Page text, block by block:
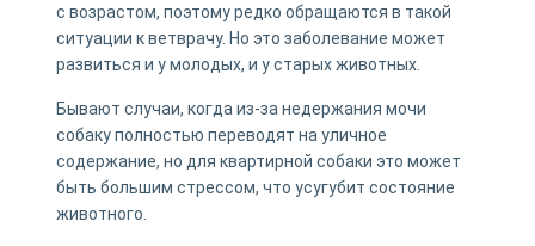
с возрастом, поэтому редко обращаются в такой
ситуации к ветврачу. Но это заболевание может
развиться и у молодых, и у старых животных.
Бывают случаи, когда из-за недержания мочи
собаку полностью переводят на уличное
содержание, но для квартирной собаки это может
быть большим стрессом, что усугубит состояние
животного.